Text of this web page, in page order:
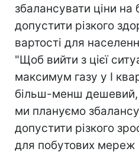
збалансувати ціни на
допустити різкого
вартості для
"Щоб вийти з цієї
максимум газу у I
більш-менш дешевий,
ми плануємо
допустити різкого
для побутових мереж